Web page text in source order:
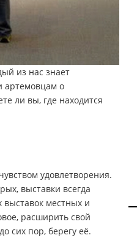
из нас знает
артемовцам о
ли вы, где находится
удовлетворения.
выставки всегда
местных и
расширить свой
сих пор, берегу её.